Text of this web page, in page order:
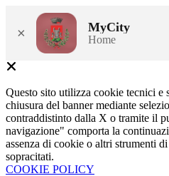
× MyCity
Home
Questo sito utilizza cookie tecnici e
chiusura del banner mediante
contraddistinto dalla X o tramite il
navigazione" comporta la
assenza di cookie o altri strumenti
sopracitati.
COOKIE POLICY